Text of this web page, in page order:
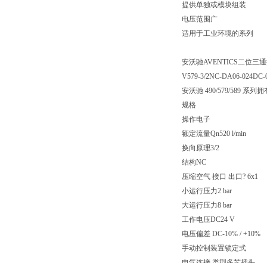
提供单独或模块组装
电压范围广
适用于工业环境的系列
安沃驰AVENTICS二位三
V579-3/2NC-DA06-024DC-
安沃驰 490/579/589 系列
规格
操作电子
额定流量Qn520 l/min
换向原理3/2
结构NC
压缩空气 接口 出口? 6x1
小运行压力2 bar
大运行压力8 bar
工作电压DC24 V
电压偏差 DC-10% / +10%
手动控制装置锁定式